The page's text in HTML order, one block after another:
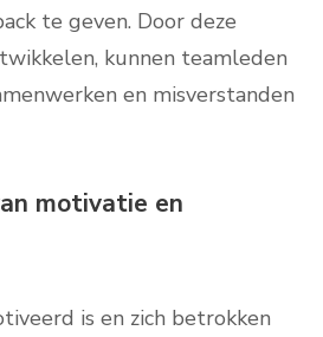
te geven. Door deze
kunnen teamleden
en misverstanden
motivatie en
is en zich betrokken